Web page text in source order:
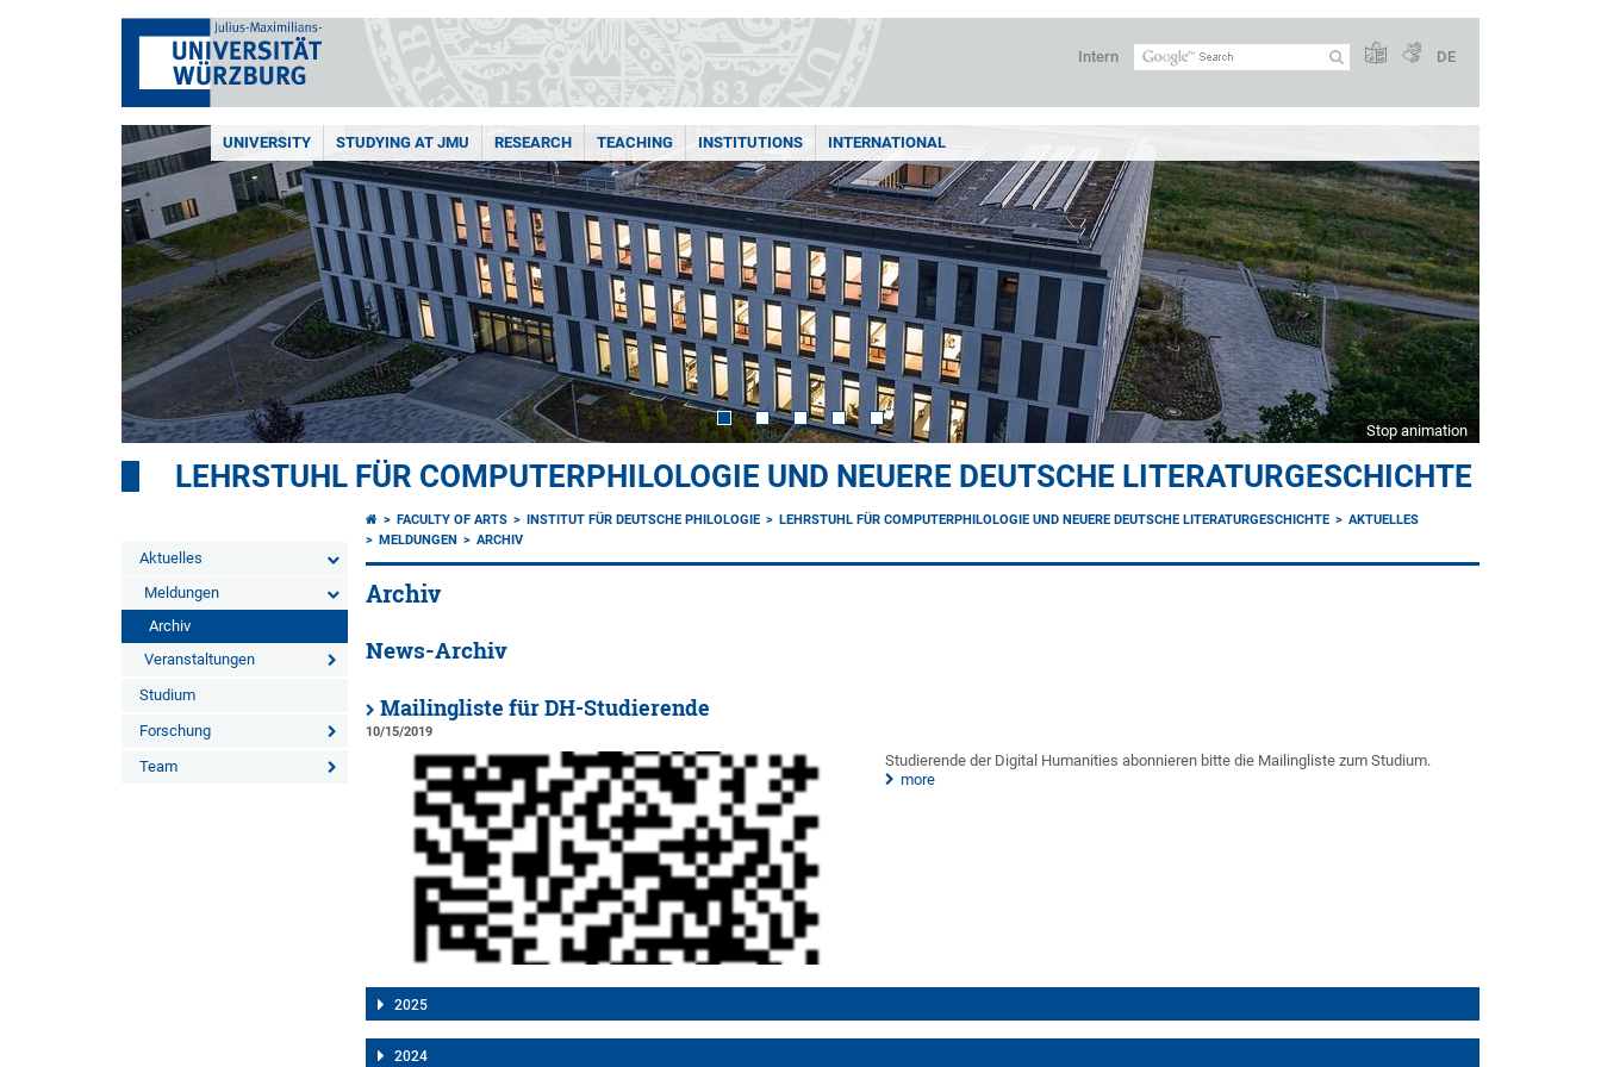
Intern DE
UNIVERSITY STUDYING AT JMU RESEARCH TEACHING INSTITUTIONS INTERNATIONAL
Stop animation
LEHRSTUHL FÜR COMPUTERPHILOLOGIE UND NEUERE DEUTSCHE LITERATURGESCHICHTE
Aktuelles
Meldungen
Archiv
Veranstaltungen
Studium
Forschung
Team
FACULTY OF ARTS INSTITUT FÜR DEUTSCHE PHILOLOGIE LEHRSTUHL FÜR COMPUTERPHILOLOGIE UND NEUERE DEUTSCHE LITERATURGESCHICHTE
AKTUELLES
MELDUNGEN
ARCHIV
Archiv
News-Archiv
Mailingliste für DH-Studierende
10/15/2019
Studierende der Digital Humanities abonnieren bitte die Mailingliste zum Studium.
more
2025
2024